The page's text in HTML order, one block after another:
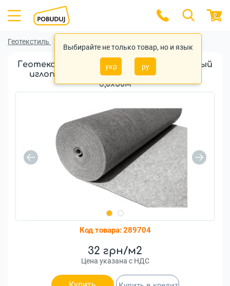
Выбирайте не только товар, но и язык
укр ру
0
Геотекстиль
Геотекстиль термически фиксированный
иглопробивной Геопульс-ТФ 200г/м.кв
3,0x50м
Код товара:289704
32 грн/м2
Цена указана с НДС